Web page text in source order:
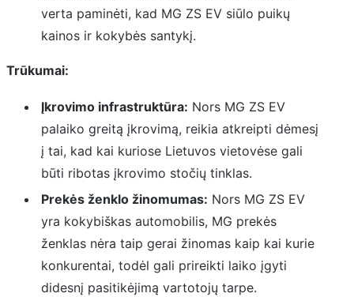
verta paminėti, kad MG ZS EV siūlo puikų
kainos ir kokybės santykį.
Trūkumai:
Įkrovimo infrastruktūra: Nors MG ZS EV
palaiko greitą įkrovimą, reikia atkreipti dėmesį
į tai, kad kai kuriose Lietuvos vietovėse gali
būti ribotas įkrovimo stočių tinklas.
Prekės ženklo žinomumas: Nors MG ZS EV
yra kokybiškas automobilis, MG prekės
ženklas nėra taip gerai žinomas kaip kai kurie
konkurentai, todėl gali prireikti laiko įgyti
didesnį pasitikėjimą vartotojų tarpe.